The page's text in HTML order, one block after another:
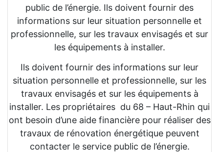
public de l’énergie. Ils doivent fournir des
informations sur leur situation personnelle et
professionnelle, sur les travaux envisagés et sur
les équipements à installer.
Ils doivent fournir des informations sur leur
situation personnelle et professionnelle, sur les
travaux envisagés et sur les équipements à
installer. Les propriétaires du 68 – Haut-Rhin qui
ont besoin d’une aide financière pour réaliser des
travaux de rénovation énergétique peuvent
contacter le service public de l’énergie.